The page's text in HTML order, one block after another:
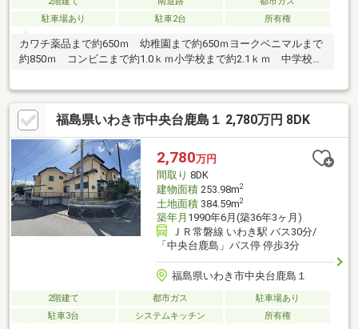
駐車場あり
駐車2台 所有権
カワチ薬品まで約650ｍ 幼稚園まで約650ｍヨークベニマルまで
約850ｍ コンビニまで約1.0ｋｍ小学校まで約2.1ｋｍ 中学校ま
で約1.2ｋｍ
福島県いわき市中央台鹿島１ 2,780万円 8DK
2,780万円
間取り 8DK
建物面積253.98m2
土地面積384.59m2
築年月 1990年6月(築36年3ヶ月)
ＪＲ常磐線 いわき駅 バス30分/
「中央台鹿島」バス停 停歩3分
福島県いわき市中央台鹿島１
2階建て 都市ガス
駐車場あり
駐車3台
システムキッチン 所有権